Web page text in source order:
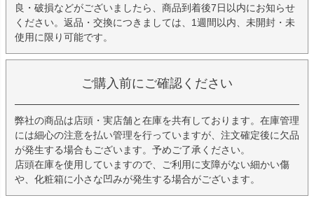
良・破損などがございましたら、商品到着後7日以内にお知らせ
ください。返品・交換につきましては、1週間以内、未開封・未
使用に限り可能です。
ご購入前にご確認ください
弊社の商品は店頭・実店舗と在庫を共有しております。在庫管理
には細心の注意を払い管理を行っていますが、注文確定後に欠品
が発生する場合もございます。予めご了承ください。
店頭在庫を使用していますので、ご利用に支障がない細かい傷
や、化粧箱に小さな凹みが発生する場合がございます。